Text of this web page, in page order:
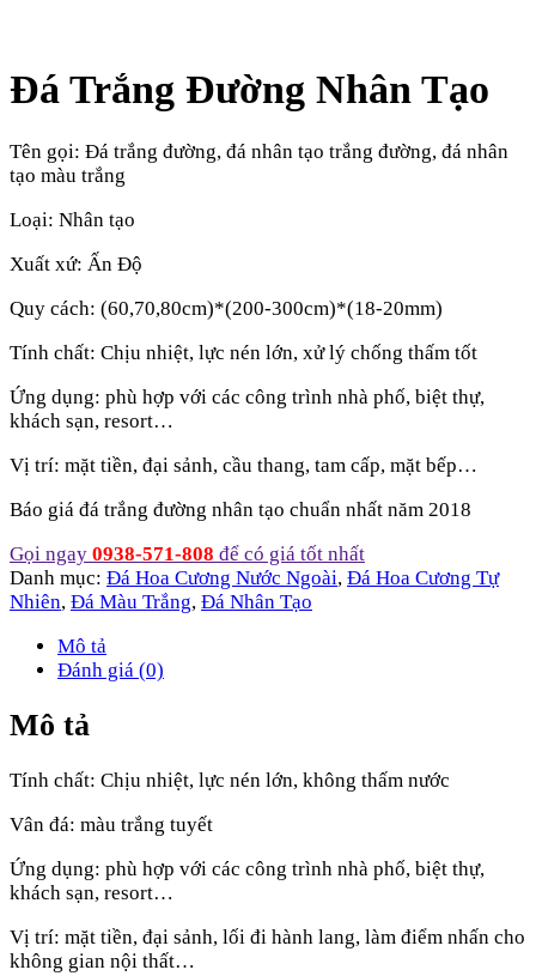
Đá Trắng Đường Nhân Tạo
Tên gọi: Đá trắng đường, đá nhân tạo trắng đường, đá nhân
tạo màu trắng
Loại: Nhân tạo
Xuất xứ: Ấn Độ
Quy cách: (60,70,80cm)*(200-300cm)*(18-20mm)
Tính chất: Chịu nhiệt, lực nén lớn, xử lý chống thấm tốt
Ứng dụng: phù hợp với các công trình nhà phố, biệt thự,
khách sạn, resort…
Vị trí: mặt tiền, đại sảnh, cầu thang, tam cấp, mặt bếp…
Báo giá đá trắng đường nhân tạo chuẩn nhất năm 2018
Gọi ngay 0938-571-808 để có giá tốt nhất
Danh mục: Đá Hoa Cương Nước Ngoài, Đá Hoa Cương Tự
Nhiên, Đá Màu Trắng, Đá Nhân Tạo
Mô tả
Đánh giá (0)
Mô tả
Tính chất: Chịu nhiệt, lực nén lớn, không thấm nước
Vân đá: màu trắng tuyết
Ứng dụng: phù hợp với các công trình nhà phố, biệt thự,
khách sạn, resort…
Vị trí: mặt tiền, đại sảnh, lối đi hành lang, làm điểm nhấn cho
không gian nội thất…